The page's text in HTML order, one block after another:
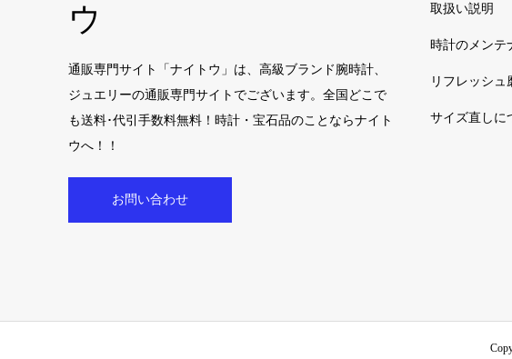
ウ
通販専門サイト「ナイトウ」は、高級ブランド腕時計、
ジュエリーの通販専門サイトでございます。全国どこで
も送料･代引手数料無料！時計・宝石品のことならナイト
ウへ！！
お問い合わせ
取扱い説明
時計のメンテ
リフレッシュ
サイズ直しに